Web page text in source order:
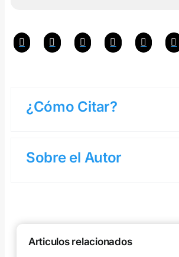
¿Cómo Citar?
Sobre el Autor
Articulos relacionados